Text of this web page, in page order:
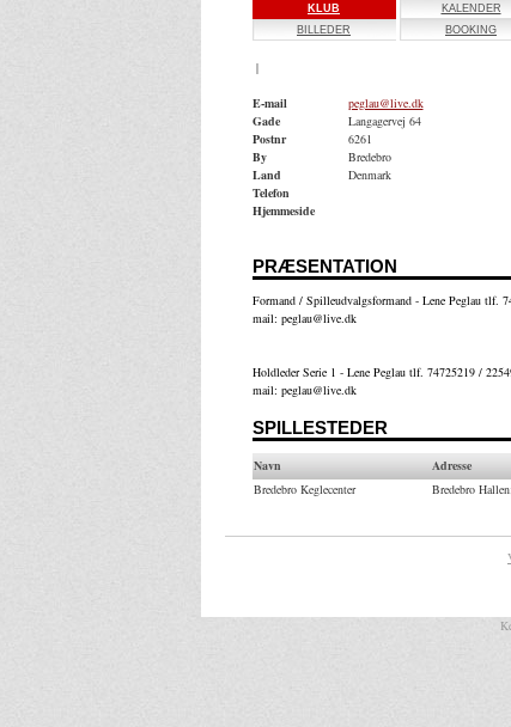
KLUB KALENDER
BILLEDER
BOOKING
|
E-mail
peglau@live.dk
Gade
Langagervej 64
Postnr
6261
By
Bredebro
Land
Denmark
Telefon
Hjemmeside
PRÆSENTATION
Formand / Spilleudvalgsformand - Lene Peglau tlf.
mail: peglau@live.dk
Holdleder Serie 1 - Lene Peglau tlf. 74725219 /
mail: peglau@live.dk
SPILLESTEDER
Navn Adresse
Bredebro Keglecenter
Bredebro